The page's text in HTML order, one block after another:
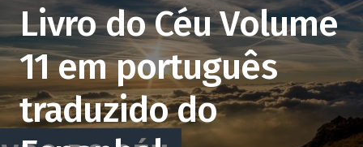
Livro do Céu Volume
11 em português
traduzido do